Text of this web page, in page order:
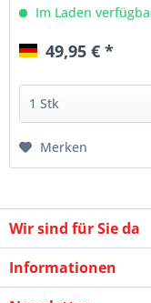
Im Laden
49,95 € *
Merken
Wir sind für Sie da
Informationen